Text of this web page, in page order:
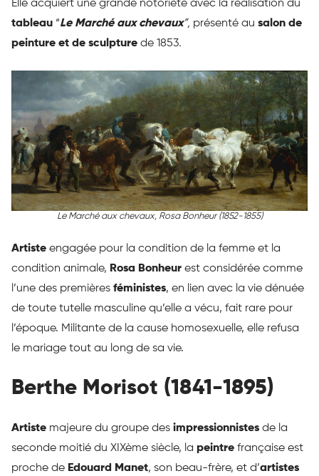
Elle acquiert une grande notoriété avec la réalisation du
tableau “Le Marché aux chevaux”, présenté au salon de
peinture et de sculpture de 1853.
Le Marché aux chevaux, Rosa Bonheur (1852-1855)
Artiste engagée pour la condition de la femme et la
condition animale, Rosa Bonheur est considérée comme
l’une des premières féministes, en lien avec la vie dénuée
de toute tutelle masculine qu’elle a vécu, fait rare pour
l’époque. Militante de la cause homosexuelle, elle refusa
le mariage tout au long de sa vie.
Berthe Morisot (1841-1895)
Artiste majeure du groupe des impressionnistes de la
seconde moitié du XIXème siècle, la peintre française est
proche de Edouard Manet, son beau-frère, et d’artistes